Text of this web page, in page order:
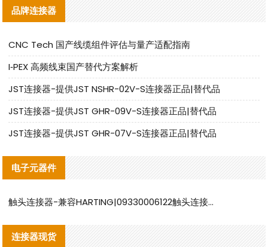
品牌连接器
CNC Tech 国产线缆组件评估与量产适配指南
I‑PEX 高频线束国产替代方案解析
JST连接器-提供JST NSHR-02V-S连接器正品|替代品
JST连接器-提供JST GHR-09V-S连接器正品|替代品
JST连接器-提供JST GHR-07V-S连接器正品|替代品
电子元器件
触头连接器-兼容HARTING|09330006122触头连接器替代品说明
连接器现货